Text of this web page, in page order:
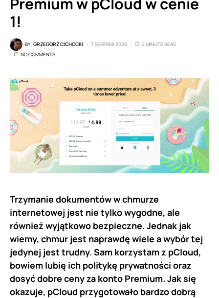
1!
BY GRZEGORZ CICHOCKI 7 SIERPNIA 2020
2 MINUTE READ
NO COMMENTS
Trzymanie dokumentów w chmurze
internetowej jest nie tylko wygodne, ale
również wyjątkowo bezpieczne. Jednak jak
wiemy, chmur jest naprawdę wiele a wybór tej
jedynej jest trudny. Sam korzystam z pCloud,
bowiem lubię ich politykę prywatności oraz
dosyć dobre ceny za konto Premium. Jak się
okazuje, pCloud przygotowało bardzo dobrą